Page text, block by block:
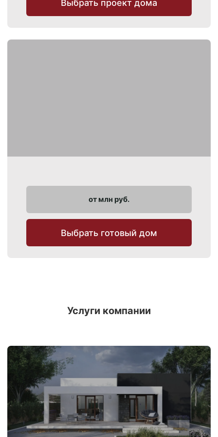
Выбрать проект дома
от млн руб.
Выбрать готовый дом
Услуги компании